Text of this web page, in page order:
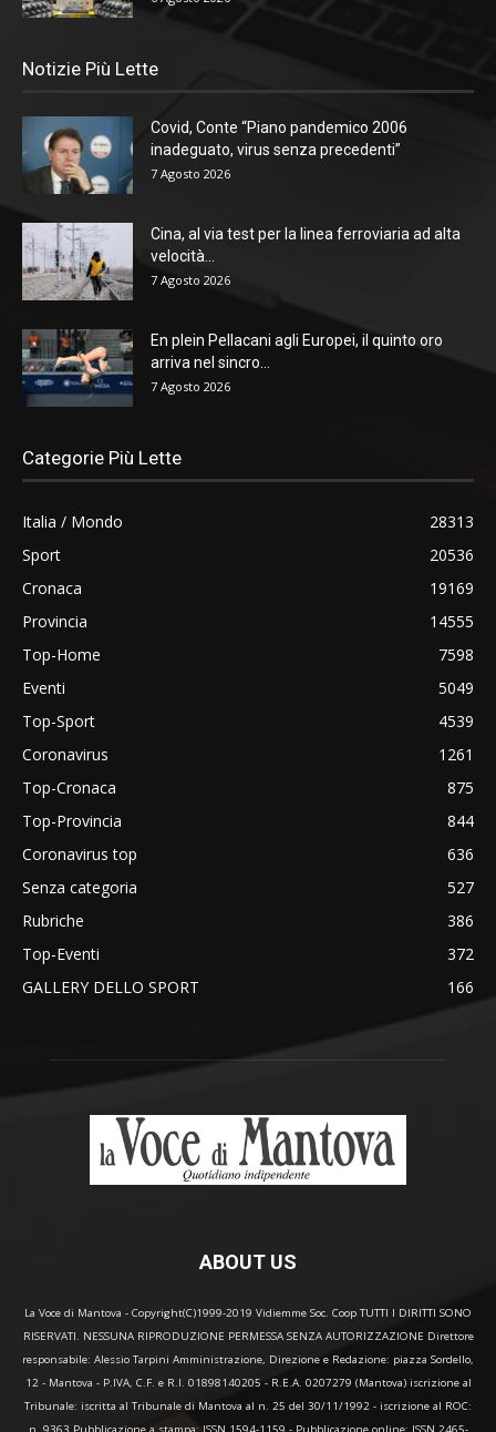
Notizie Più Lette
Covid, Conte “Piano pandemico 2006
inadeguato, virus senza precedenti”
7 Agosto 2026
Cina, al via test per la linea ferroviaria ad alta
velocità...
7 Agosto 2026
En plein Pellacani agli Europei, il quinto oro
arriva nel sincro...
7 Agosto 2026
Categorie Più Lette
Italia / Mondo
28313
Sport
20536
Cronaca
19169
Provincia
14555
Top-Home
7598
Eventi
5049
Top-Sport
4539
Coronavirus
1261
Top-Cronaca
875
Top-Provincia
844
Coronavirus top
636
Senza categoria
527
Rubriche
386
Top-Eventi
372
GALLERY DELLO SPORT
166
ABOUT US
La Voce di Mantova - Copyright(C)1999-2019 Vidiemme Soc. Coop TUTTI I DIRITTI SONO
RISERVATI. NESSUNA RIPRODUZIONE PERMESSA SENZA AUTORIZZAZIONE Direttore
responsabile: Alessio Tarpini Amministrazione, Direzione e Redazione: piazza Sordello,
12 - Mantova - P.IVA, C.F. e R.I. 01898140205 - R.E.A. 0207279 (Mantova) iscrizione al
Tribunale: iscritta al Tribunale di Mantova al n. 25 del 30/11/1992 - iscrizione al ROC: